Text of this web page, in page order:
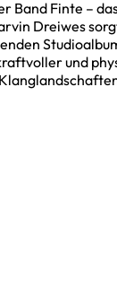
Finte –
Dreiwes
und